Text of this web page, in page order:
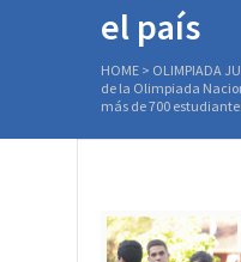
el país
HOME > OLIMPIADA
de la Olimpiada
más de 700